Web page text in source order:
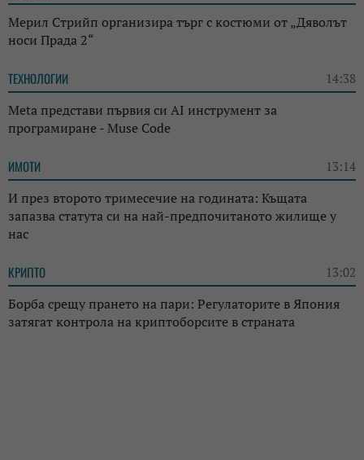
Мерил Стрийп организира търг с костюми от „Дяволът
носи Прада 2“
ТЕХНОЛОГИИ 14:38
Meta представи първия си AI инструмент за
програмиране - Muse Code
ИМОТИ 13:14
И през второто тримесечие на годината: Къщата
запазва статута си на най-предпочитаното жилище у
нас
КРИПТО 13:02
Борба срещу прането на пари: Регулаторите в Япония
затягат контрола на криптоборсите в страната